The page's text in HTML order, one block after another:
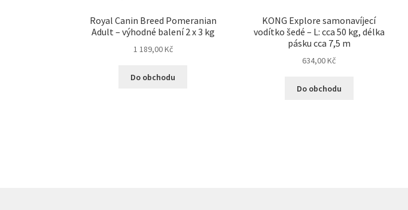
Royal Canin Breed Pomeranian
Adult – výhodné balení 2 x 3 kg
1 189,00Kč
Do obchodu
KONG Explore samonavíjecí
vodítko šedé – L: cca 50 kg, délka
pásku cca 7,5 m
634,00Kč
Do obchodu